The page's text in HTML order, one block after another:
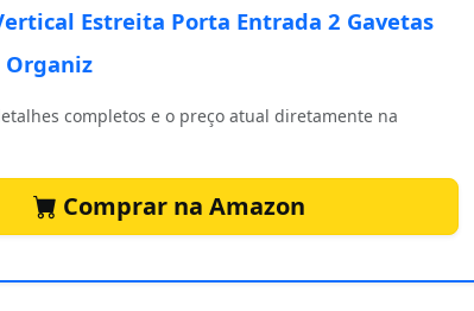
Estreita Porta Entrada 2 Gavetas
Organiz
completos e o preço atual diretamente na
Comprar na Amazon